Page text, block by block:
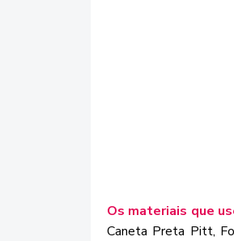
Os materiais que
Caneta Preta Pitt,